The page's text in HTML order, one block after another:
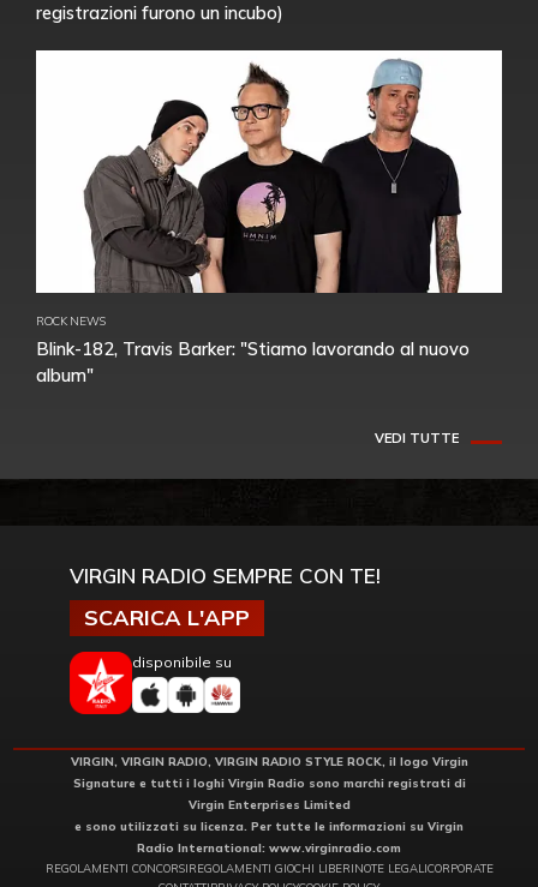
registrazioni furono un incubo)
ROCK NEWS
Blink-182, Travis Barker: "Stiamo lavorando al nuovo
album"
VEDI TUTTE
VIRGIN RADIO SEMPRE CON TE!
SCARICA L'APP
disponibile su
VIRGIN, VIRGIN RADIO, VIRGIN RADIO STYLE ROCK, il logo Virgin
Signature e tutti i loghi Virgin Radio sono marchi registrati di
Virgin Enterprises Limited
e sono utilizzati su licenza. Per tutte le informazioni su Virgin
Radio International: www.virginradio.com
REGOLAMENTI CONCORSIREGOLAMENTI GIOCHI LIBERINOTE LEGALICORPORATE